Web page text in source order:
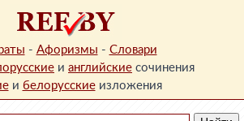
- Афоризмы - Словари
и английские сочинения
и белорусскиеизложения